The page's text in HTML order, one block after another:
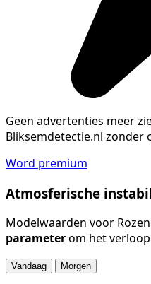
Geen advertenties meer
Bliksemdetectie.nl zonder
Word premium
Atmosferische
Modelwaarden voor
parameterom het
Vandaag Morgen